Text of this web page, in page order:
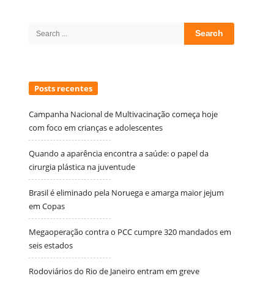
Posts recentes
Campanha Nacional de Multivacinação começa hoje
com foco em crianças e adolescentes
Quando a aparência encontra a saúde: o papel da
cirurgia plástica na juventude
Brasil é eliminado pela Noruega e amarga maior jejum
em Copas
Megaoperação contra o PCC cumpre 320 mandados em
seis estados
Rodoviários do Rio de Janeiro entram em greve